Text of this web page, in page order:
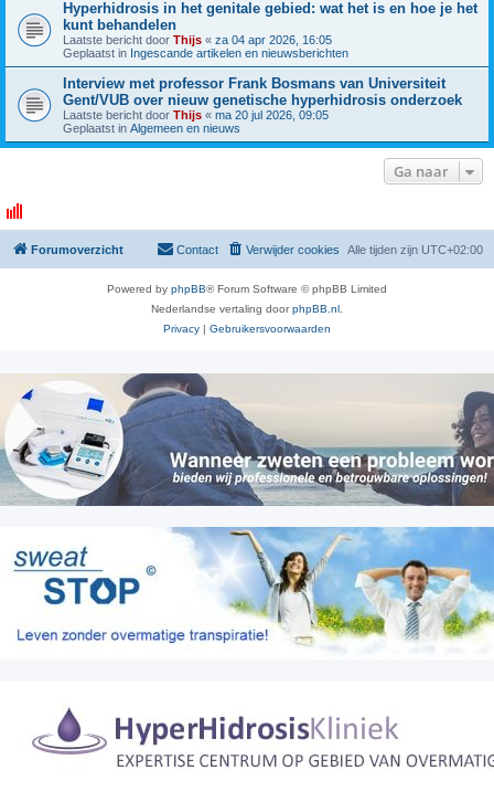
Hyperhidrosis in het genitale gebied: wat het is en hoe je het
kunt behandelen
Laatste bericht door Thijs « za 04 apr 2026, 16:05
Geplaatst in Ingescande artikelen en nieuwsberichten
Interview met professor Frank Bosmans van Universiteit
Gent/VUB over nieuw genetische hyperhidrosis onderzoek
Laatste bericht door Thijs « ma 20 jul 2026, 09:05
Geplaatst in Algemeen en nieuws
Ga naar
Forumoverzicht Alle tijden zijn UTC+02:00
Verwijder cookies
Contact
Powered by phpBB® Forum Software © phpBB Limited
Nederlandse vertaling doorphpBB.nl
Privacy | Gebruikersvoorwaarden